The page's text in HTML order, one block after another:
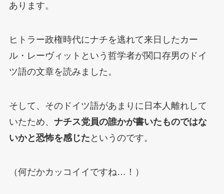
あります。
ヒトラー政権時代にナチを逃れて来日したカー
ル・レーヴィットという哲学者が関口存男のドイ
ツ語の文章を読みました。
そして、そのドイツ語があまりに日本人離れして
いたため、 ナチス党員の誰かが書いたものではな
いかと恐怖を感じた というのです。
（何だかカッコイイですね…！）